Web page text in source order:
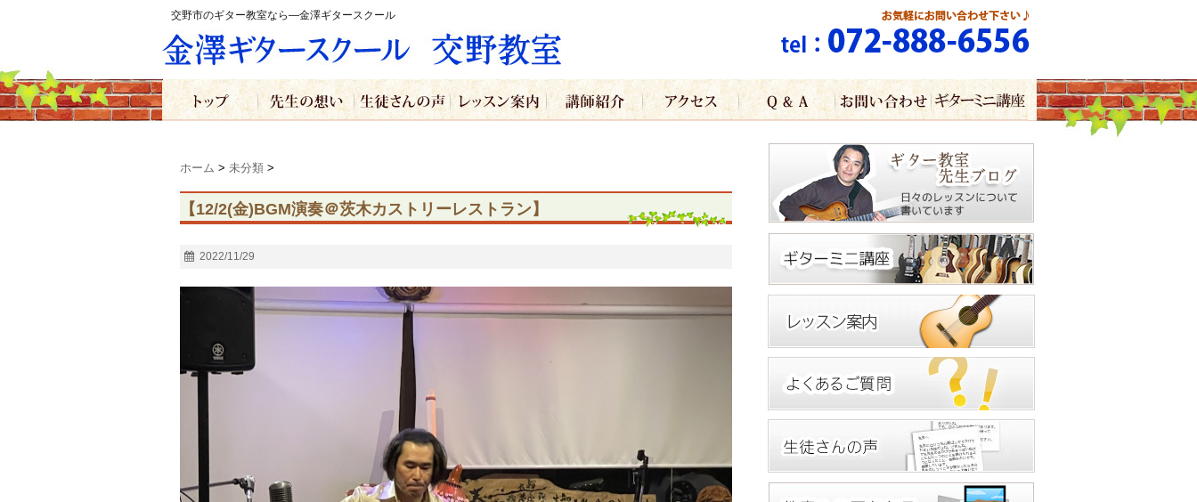
交野市のギター教室なら―金澤ギタースクール
ホーム > 未分類 >
【12/2(金)BGM演奏＠茨木カストリーレストラン】
2022/11/29